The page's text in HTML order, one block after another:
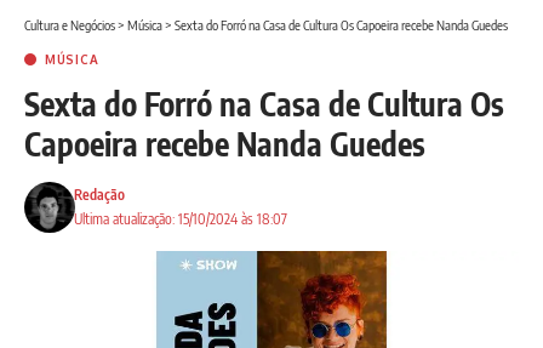
Cultura e Negócios> Música> Sexta do Forró na Casa de Cultura Os Capoeira recebe Nanda Guedes
MÚSICA
Sexta do Forró na Casa de Cultura Os
Capoeira recebe Nanda Guedes
Ultima atualização: 15/10/2024 às 18:07
Redação